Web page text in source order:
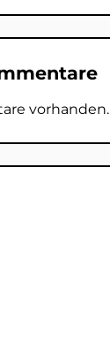
vorhanden.